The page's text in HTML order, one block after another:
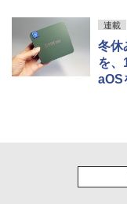
連載
冬休
を、
aOS